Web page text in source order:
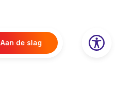
Aan de slag